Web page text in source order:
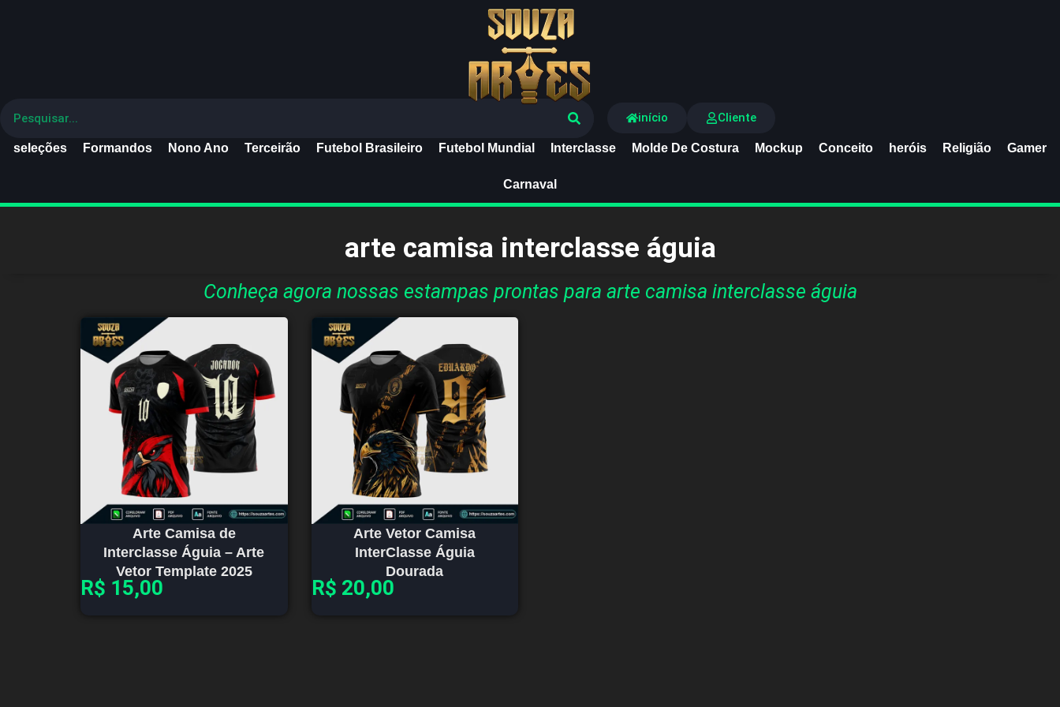
seleções Formandos Nono Ano Terceirão Futebol Brasileiro Futebol Mundial Interclasse Molde De Costura Mockup Conceito heróis Religião Gamer
Carnaval
início Cliente
arte camisa interclasse águia
Conheça agora nossas estampas prontas para arte camisa interclasse águia
Arte Camisa de
Interclasse Águia – Arte
Vetor Template 2025
R$ 15,00
Arte Vetor Camisa
InterClasse Águia
Dourada
R$ 20,00